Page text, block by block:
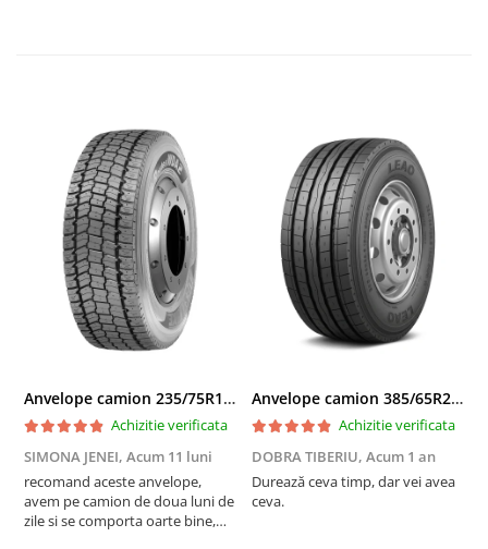
Recomandare
Dacă nu ești sigur de compatibilitate, verifică
specificațiile jantei originale sau contactează echipa
noastră pentru recomandări înainte de a plasa
comanda.
Anvelope camion 235/75R17.5 143/141J(144F) Westlake WDA2 TL M+S 3PMSF
Achizitie verificata
SIMONA JENEI, Acum 11 luni
recomand aceste anvelope,
avem pe camion de doua luni de
zile si se comporta oarte bine,
Anvelope camion 385/65R22.5 164K LEAO KTS300 24PR TL
Achizitie verificata
DOBRA TIBERIU, Acum 1 an
Durează ceva timp, dar vei avea
ceva.